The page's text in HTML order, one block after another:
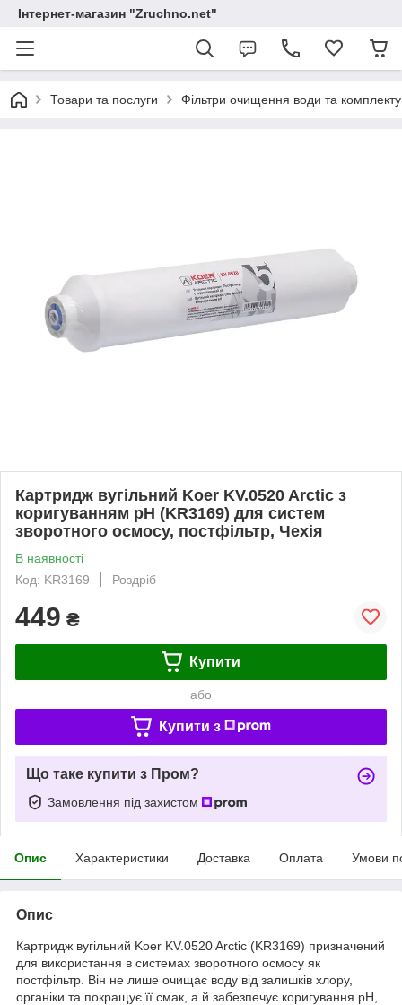
Інтернет-магазин "Zruchno.net"
Товари та послуги Фільтри очищення води та
Картридж вугільний Koer KV.0520 Arctic з
коригуванням pH (KR3169) для систем
зворотного осмосу, постфільтр, Чехія
В наявності
Код: KR3169
Роздріб
449 ₴
Купити
або
Купити з
Що таке купити з Пром?
Замовлення під захистом
Опис Характеристики Доставка Оплата Умови
Опис
Картридж вугільний Koer KV.0520 Arctic (KR3169) призначений
для використання в системах зворотного осмосу як
постфільтр. Він не лише очищає воду від залишків хлору,
органіки та покращує її смак, а й забезпечує коригування pH,